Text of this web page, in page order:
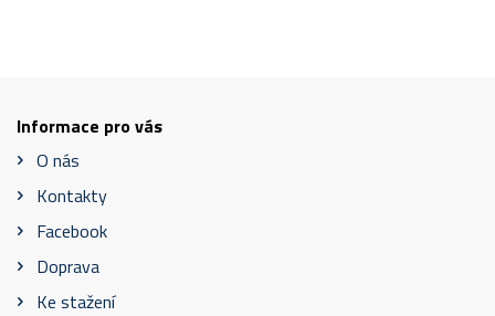
Informace pro vás
O nás
Kontakty
Facebook
Doprava
Ke stažení